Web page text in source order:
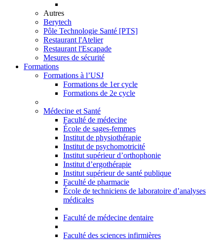
Autres
Berytech
Pôle Technologie Santé [PTS]
Restaurant l'Atelier
Restaurant l'Escapade
Mesures de sécurité
Formations
Formations à l’USJ
Formations de 1er cycle
Formations de 2e cycle
Médecine et Santé
Faculté de médecine
École de sages-femmes
Institut de physiothérapie
Institut de psychomotricité
Institut supérieur d’orthophonie
Institut d’ergothérapie
Institut supérieur de santé publique
Faculté de pharmacie
École de techniciens de laboratoire d’analyses
médicales
Faculté de médecine dentaire
Faculté des sciences infirmières